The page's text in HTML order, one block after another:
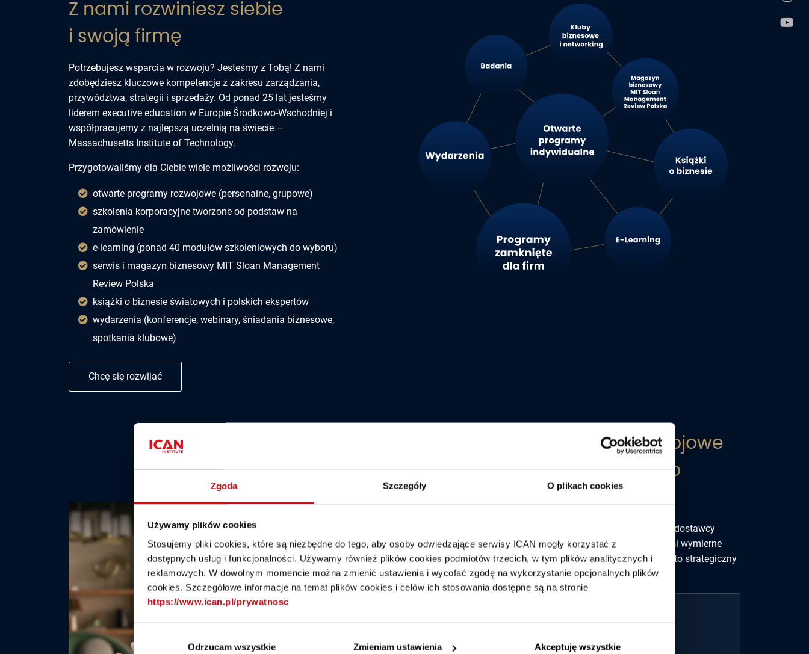
Zgoda Szczegóły O plikach cookies
Używamy plików cookies
Stosujemy pliki cookies, które są niezbędne do tego, aby osoby odwiedzające serwisy ICAN mogły korzystać z
dostępnych usług i funkcjonalności. Używamy również plików cookies podmiotów trzecich, w tym plików analitycznych i
reklamowych. W dowolnym momencie można zmienić ustawienia i wycofać zgodę na wykorzystanie opcjonalnych plików
cookies. Szczegółowe informacje na temat plików cookies i celów ich stosowania dostępne są na stronie
https://www.ican.pl/prywatnosc
Odrzucam wszystkie Zmieniam ustawienia Akceptuję wszystkie
Z nami rozwiniesz siebie
i swoją firmę
Potrzebujesz wsparcia w rozwoju? Jesteśmy z Tobą! Z nami
zdobędziesz kluczowe kompetencje z zakresu zarządzania,
przywództwa, strategii i sprzedaży. Od ponad 25 lat jesteśmy
liderem executive education w Europie Środkowo-Wschodniej i
współpracujemy z najlepszą uczelnią na świecie –
Massachusetts Institute of Technology.
Przygotowaliśmy dla Ciebie wiele możliwości rozwoju:
otwarte programy rozwojowe (personalne, grupowe)
szkolenia korporacyjne tworzone od podstaw na
zamówienie
e-learning (ponad 40 modułów szkoleniowych do wyboru)
serwis i magazyn biznesowy MIT Sloan Management
Review Polska
książki o biznesie światowych i polskich ekspertów
wydarzenia (konferencje, webinary, śniadania biznesowe,
spotkania klubowe)
Chcę się rozwijać
Play
Kompleksowe wsparcie rozwojowe
dla Twojej firmy. Zobacz, jak to
Rynek szkoleniowy oferuje wiele rozwiązań, ale tylko nieliczni dostawcy
zapewniają prawdziwie kompleksowe podejście, które przynosi wymierne
rezultaty. ICAN Institute to coś więcej niż firma szkoleniowa – to strategiczny
partner w transformacji organizacji.